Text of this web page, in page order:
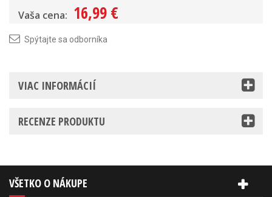
Vaša cena: 16,99 €
Spýtajte sa odborníka
VIAC INFORMÁCIÍ
RECENZE PRODUKTU
VŠETKO O NÁKUPE